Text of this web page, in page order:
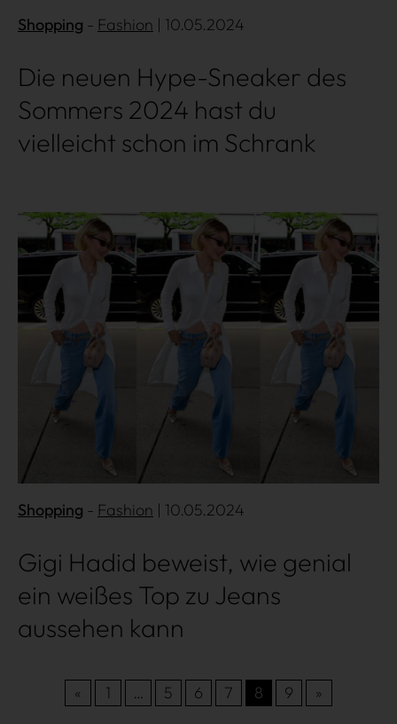
Über uns Kooperationen
Datenschutz Impressum AGB
Shopping Fashion | 10.05.2024
Die neuen Hype-Sneaker des
Sommers 2024 hast du
vielleicht schon im Schrank
Shopping Fashion | 10.05.2024
Gigi Hadid beweist, wie genial
ein weißes Top zu Jeans
aussehen kann
Mehr lesen
« 1 … 5 6 7 8 9 »